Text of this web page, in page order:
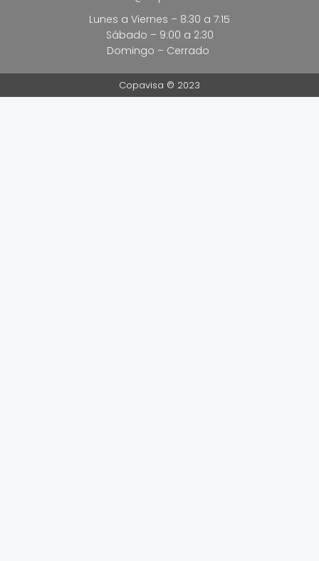
Lunes a Viernes – 8:30 a 7:15
Sábado – 9:00 a 2:30
Domingo – Cerrado
Copavisa © 2023